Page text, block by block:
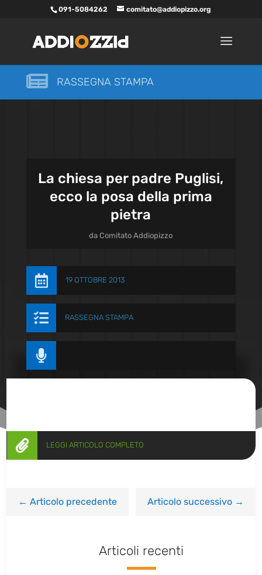
091-5084262 comitato@addiopizzo.org
 RASSEGNA STAMPA
La chiesa per padre Puglisi,
ecco la posa della prima
pietra
daComitato Addiopizzo
 19 OTTOBRE 2013
 RASSEGNA STAMPA

 LEGGI ARTICOLO COMPLETO
←Articolo precedente Articolo successivo→
Articoli recenti